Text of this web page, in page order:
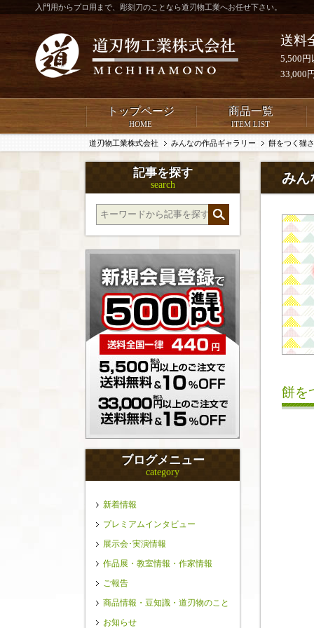
入門用からプロ用まで、彫刻刀のことなら道刃物工業へお任せ下さい。
送料
5,500円
33,000
トップページ
HOME
商品一覧
ITEM LIST
道刃物工業株式会社 みんなの作品ギャラリー 餅をつく猫
みん
餅を
記事を探す
search
ブログメニュー
category
新着情報
プレミアムインタビュー
展示会･実演情報
作品展・教室情報・作家情報
ご報告
商品情報・豆知識・道刃物のこと
お知らせ